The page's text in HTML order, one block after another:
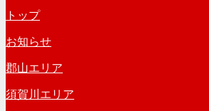
ー
カ
イ
ブ
トップ
お知らせ
郡山エリア
須賀川エリア